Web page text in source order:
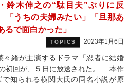
鈴木伸之の“駄目夫”ぶりに反
うちの夫婦みたい」「旦那あ
るで面白かった」
TOPICS 2023年1月6日
緒が主演するドラマ「忍者に結婚
初回が、５日に放送された。 本作
知られる横関大氏の同名小説が原